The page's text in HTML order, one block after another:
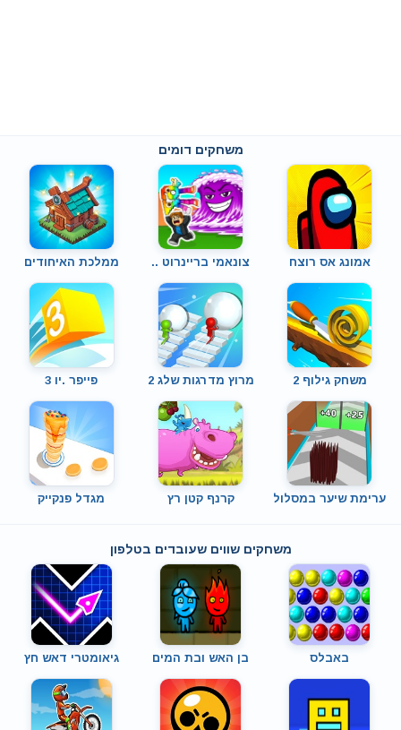
משחקים דומים
אמונג אס רוצח צונאמי בריינרוט .. ממלכת האיחודים
משחק גילוף 2 מרוץ מדרגות שלג 2 פייפר .יו 3
ערימת שיער במסלול קרנף קטן רץ מגדל פנקייק
משחקים שווים שעובדים בטלפון
באבלס בן האש ובת המים גיאומטרי דאש חץ